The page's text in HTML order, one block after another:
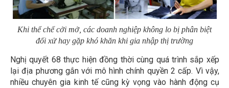
Khi thể chế cởi mở, các doanh nghiệp không lo bị phân biệt
đối xử hay gặp khó khăn khi gia nhập thị trường
Nghị quyết 68 thực hiện đồng thời cùng quá trình sắp xếp
lại địa phương gắn với mô hình chính quyền 2 cấp. Vì vậy,
nhiều chuyên gia kinh tế cũng kỳ vọng vào hành động cụ